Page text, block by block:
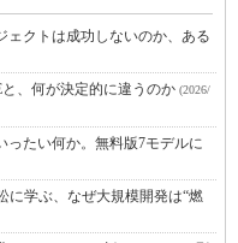
ェクトは成功しないのか、ある
、何が決定的に違うのか (2026/
ったい何か。無料版7モデルに
に学ぶ、なぜ大規模開発は“燃